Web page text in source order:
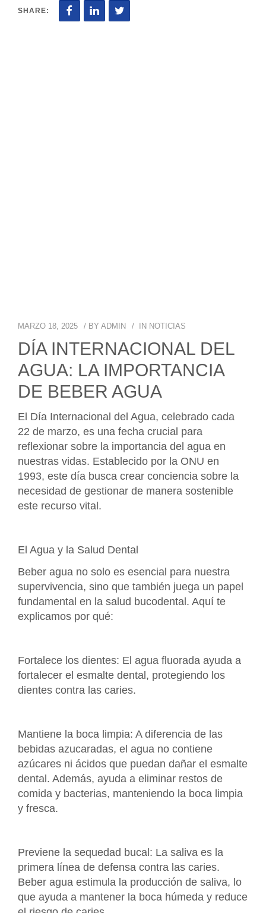
SHARE:
MARZO 18, 2025 BY ADMIN IN NOTICIAS
DÍA INTERNACIONAL DEL
AGUA: LA IMPORTANCIA
DE BEBER AGUA
El Día Internacional del Agua, celebrado cada
22 de marzo, es una fecha crucial para
reflexionar sobre la importancia del agua en
nuestras vidas. Establecido por la ONU en
1993, este día busca crear conciencia sobre la
necesidad de gestionar de manera sostenible
este recurso vital.
El Agua y la Salud Dental
Beber agua no solo es esencial para nuestra
supervivencia, sino que también juega un papel
fundamental en la salud bucodental. Aquí te
explicamos por qué:
Fortalece los dientes: El agua fluorada ayuda a
fortalecer el esmalte dental, protegiendo los
dientes contra las caries.
Mantiene la boca limpia: A diferencia de las
bebidas azucaradas, el agua no contiene
azúcares ni ácidos que puedan dañar el esmalte
dental. Además, ayuda a eliminar restos de
comida y bacterias, manteniendo la boca limpia
y fresca.
Previene la sequedad bucal: La saliva es la
primera línea de defensa contra las caries.
Beber agua estimula la producción de saliva, lo
que ayuda a mantener la boca húmeda y reduce